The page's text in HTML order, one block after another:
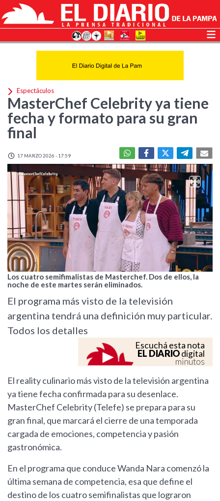
Espectáculos
MasterChef Celebrity ya tiene
fecha y formato para su gran
final
17 MARZO 2026 - 17:59
Los cuatro semifimalistas de Masterchef. Dos de ellos, la
noche de este martes serán eliminados.
El programa más visto de la televisión
argentina tendrá una definición muy particular.
Todos los detalles
Escuchá esta nota
EL DIARIOdigital
minutos
El reality culinario más visto de la televisión argentina
ya tiene fecha confirmada para su desenlace.
MasterChef Celebrity (Telefe) se prepara para su
gran final, que marcará el cierre de una temporada
cargada de emociones, competencia y pasión
gastronómica.
En el programa que conduce Wanda Nara comenzó la
última semana de competencia, esa que define el
destino de los cuatro semifinalistas que lograron